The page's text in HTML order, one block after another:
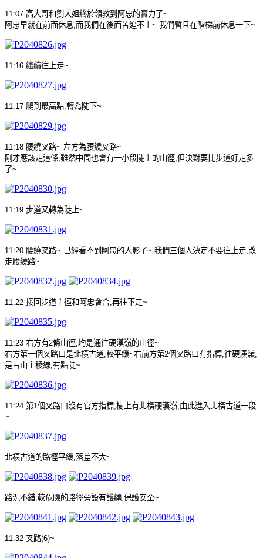
11:07 高大哥和劉大姐終於領教到阿忠的實力了~
阿忠早就在前面休息 而我們在後面苦追不上~ 我們暫且在階梯前休息一下~
11:16 繼續往上走~
11:17 爬到最高點 轉為陡下~
11:18 腰繞叉路~ 左方為腰繞叉路~
剛才應該走這條 雖然中間也會有一小段陡上的山徑 但決對要比步道好走多
了~
11:19 步道又轉為陡上~
11:20 腰繞叉路~ 已經看不到阿忠的人影了~ 我們三個人決定不要往上走 改
走腰繞路~
11:22 接回步道主徑和阿忠會合 再往下走~
11:23 右方有2條山徑 均是通往硬漢嶺的山徑~
右方第一個叉路口是北橫古道 較平緩~右前方第2個叉路口有指標 往硬漢嶺
是占山主稜線 有點陡~
11:24 第1 個叉路口沒有官方指標 樹上有北橫硬漢嶺 由此進入北橫古道一段
~
北橫古道的路徑平緩 落差不大~
路況不錯 較危險的路徑旁設有護繩 保護安全~
11:32 叉路(6)~